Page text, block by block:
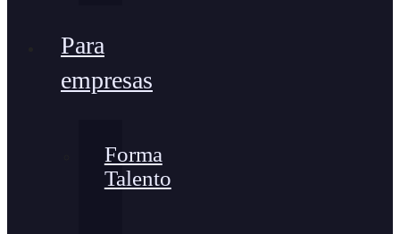
Para
empresas
Forma
Talento